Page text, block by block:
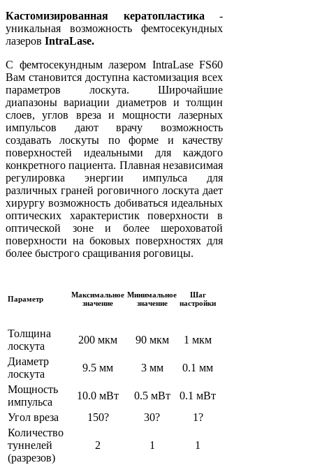
Кастомизированная кератопластика -
уникальная возможность фемтосекундных
лазеров IntraLase.
С фемтосекундным лазером IntraLase FS60
Вам становится доступна кастомизация всех
параметров лоскута. Широчайшие
диапазоны вариации диаметров и толщин
слоев, углов вреза и мощности лазерных
импульсов дают врачу возможность
создавать лоскуты по форме и качеству
поверхностей идеальными для каждого
конкретного пациента. Плавная независимая
регулировка энергии импульса для
различных граней роговичного лоскута дает
хирургу возможность добиваться идеальных
оптических характеристик поверхности в
оптической зоне и более шероховатой
поверхности на боковых поверхностях для
более быстрого сращивания роговицы.
Параметр
Максимальное
значение
Минимальное
значение
Шаг
настройки
Толщина
лоскута
200 мкм 90 мкм
1 мкм
Диаметр
лоскута
9.5 мм 3 мм
0.1 мм
Мощность
импульса
10.0 мВт 0.5 мВт
0.1 мВт
Угол вреза
150? 30?
1?
Количество
туннелей
(разрезов)
2 1 1